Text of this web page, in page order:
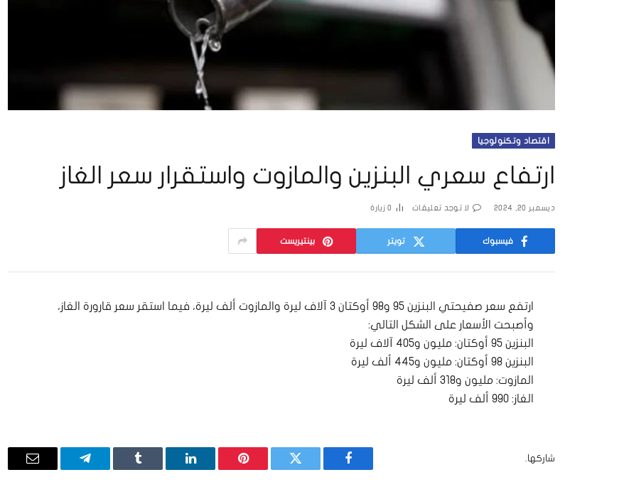
اقتصاد وتكنولوجيا
ارتفاع سعري البنزين والمازوت واستقرار سعر الغاز
ديسمبر 20, 2024 لا توجد تعليقات 0 زيارة
فيسبوك تويتر بينتيريست
ارتفع سعر صفيحتي البنزين 95 و98 أوكتان 3 آلاف ليرة والمازوت ألف ليرة، فيما استقر سعر قارورة الغاز،
وأصبحت الأسعار على الشكل التالي:
البنزين 95 أوكتان: مليون و405 آلاف ليرة
البنزين 98 أوكتان: مليون و445 ألف ليرة
المازوت: مليون و318 ألف ليرة
الغاز: 990 ألف ليرة
شاركها.
فيسبوك تويتر بينتيريستلينكدإن Tumblr تيلقرام
البريد